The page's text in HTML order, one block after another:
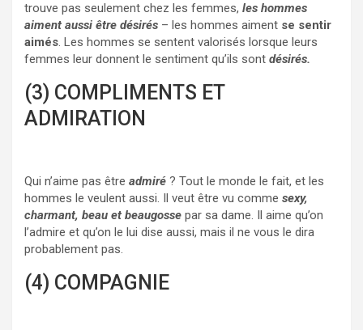
trouve pas seulement chez les femmes, les hommes
aiment aussi être désirés – les hommes aiment se sentir
aimés. Les hommes se sentent valorisés lorsque leurs
femmes leur donnent le sentiment qu’ils sont désirés.
(3) COMPLIMENTS ET
ADMIRATION
Qui n’aime pas être admiré ? Tout le monde le fait, et les
hommes le veulent aussi. Il veut être vu comme sexy,
charmant, beau et beaugosse par sa dame. Il aime qu’on
l’admire et qu’on le lui dise aussi, mais il ne vous le dira
probablement pas.
(4) COMPAGNIE